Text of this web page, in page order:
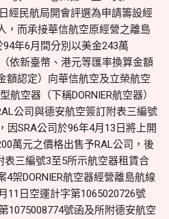
經民航局開會評選為申請籌設經
，而承接華信航空原經營之離島
年6月間分別以美金243萬
依新臺幣、港元等匯率換算金額
額認定）向華信航空及立榮航空
航空器（下稱DORNIER航空器）
公司與德安航空簽訂附表三編號
因SRA公司於96年4月13日將上開
萬元之價格出售予RAL公司，後
表三編號3至5所示航空器租賃合
架DORNIER航空器經營離島航線
11日空運計字第1065020726號
1075008774號函及所附德安航空